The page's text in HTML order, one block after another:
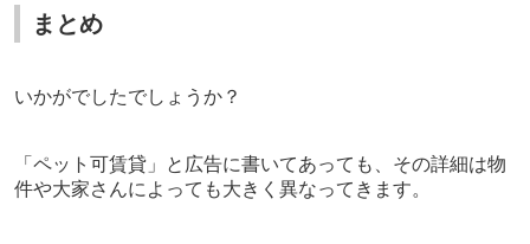
まとめ
いかがでしたでしょうか？
「ペット可賃貸」と広告に書いてあっても、その詳細は物
件や大家さんによっても大きく異なってきます。